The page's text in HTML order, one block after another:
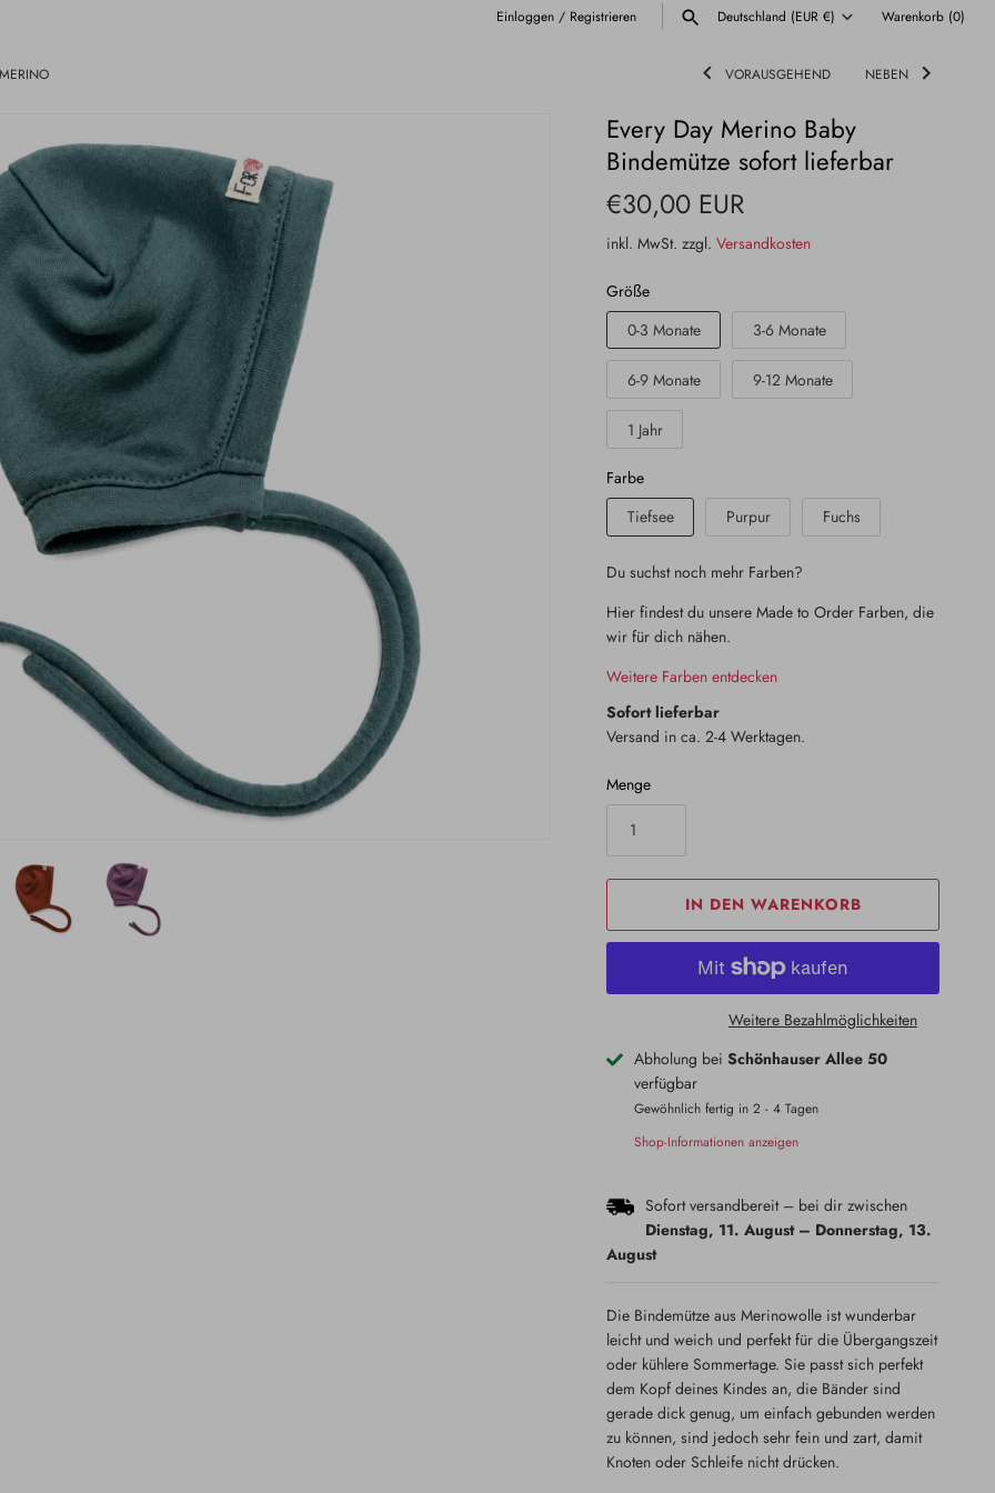
Einloggen / Registrieren Währung
Deutschland (EUR €) Warenkorb (0)
VORAUSGEHEND NEBEN
Every Day Merino Baby
Bindemütze sofort lieferbar
€30,00 EUR
inkl. MwSt. zzgl. Versandkosten
Größe
0-3 Monate
3-6 Monate
6-9 Monate 9-12 Monate
1 Jahr
Farbe
Tiefsee
Purpur Fuchs
Du suchst noch mehr Farben?
Hier findest du unsere Made to Order Farben, die
wir für dich nähen.
Weitere Farben entdecken
Sofort lieferbar
Versand in ca. 2-4 Werktagen.
Menge
IN DEN WARENKORB
Weitere Bezahlmöglichkeiten
Abholung beiSchönhauser Allee 50
verfügbar
Gewöhnlich fertig in 2 - 4 Tagen
Shop-Informationen anzeigen
Sofort versandbereit – bei dir zwischen
Dienstag, 11. August– Donnerstag, 13.
August
Die Bindemütze aus Merinowolle ist wunderbar
leicht und weich und perfekt für die Übergangszeit
oder kühlere Sommertage. Sie passt sich perfekt
dem Kopf deines Kindes an, die Bänder sind
gerade dick genug, um einfach gebunden werden
zu können, sind jedoch sehr fein und zart, damit
Knoten oder Schleife nicht drücken.